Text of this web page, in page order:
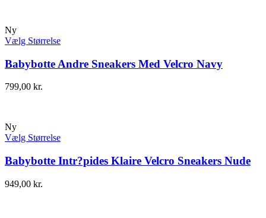
Ny
Vælg Størrelse
Babybotte Andre Sneakers Med Velcro Navy
799,00 kr.
Ny
Vælg Størrelse
Babybotte Intr?pides Klaire Velcro Sneakers Nude
949,00 kr.